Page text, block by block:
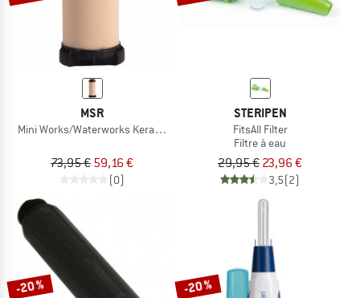
MSR
Mini Works/Waterworks Keramikelement
73,95 € 59,16 €
(0)
STERIPEN
FitsAll Filter
Filtre à eau
29,95 € 23,96 €
3,5(2)
-20 % -20 %